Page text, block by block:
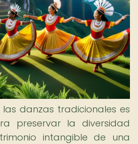
danzas tradicionales es
preservar la diversidad
intangible de una